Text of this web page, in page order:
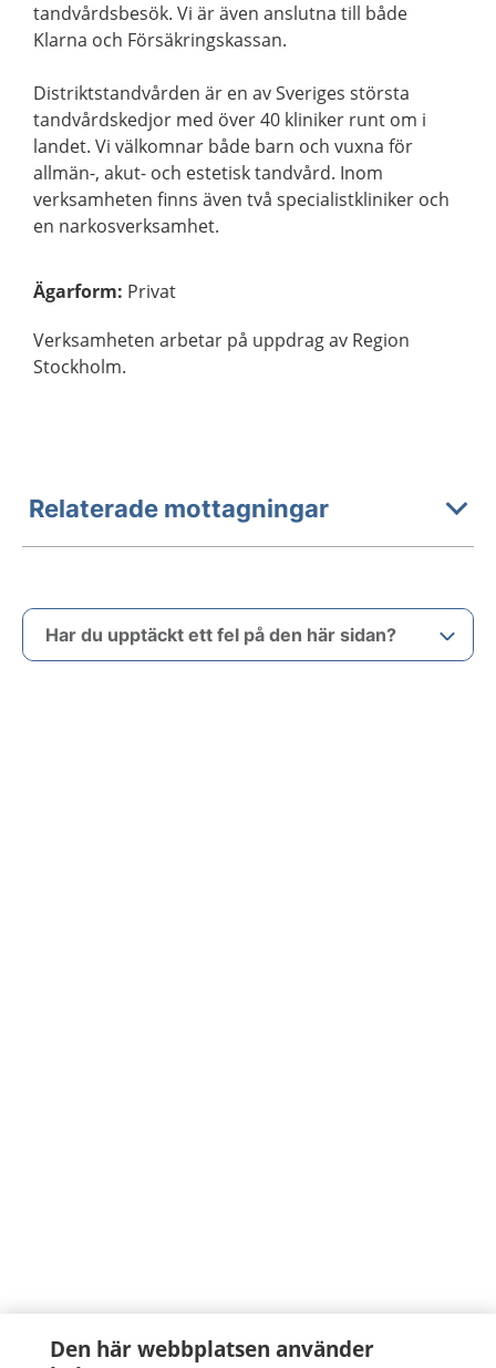
tandvårdsbesök. Vi är även anslutna till både
Klarna och Försäkringskassan.
Distriktstandvården är en av Sveriges största
tandvårdskedjor med över 40 kliniker runt om i
landet. Vi välkomnar både barn och vuxna för
allmän-, akut- och estetisk tandvård. Inom
verksamheten finns även två specialistkliniker och
en narkosverksamhet.
Ägarform: Privat
Verksamheten arbetar på uppdrag av Region
Stockholm.
Relaterade mottagningar
Har du upptäckt ett fel på den här sidan?
Den här webbplatsen använder